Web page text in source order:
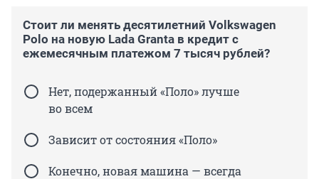
Стоит ли менять десятилетний Volkswagen
Polo на новую Lada Granta в кредит с
ежемесячным платежом 7 тысяч рублей?
Нет, подержанный «Поло» лучше
во всем
Зависит от состояния «Поло»
Конечно, новая машина — всегда